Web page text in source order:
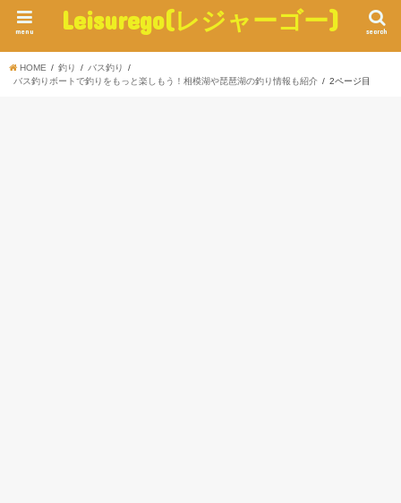
Leisurego(レジャーゴー) search
menu
HOME 釣り
バス釣り
バス釣りボートで釣りをもっと楽しもう！相模湖や琵琶湖の釣り情報も紹介
2ページ目